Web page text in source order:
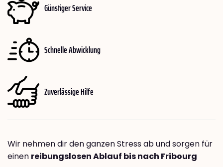
Günstiger Service
Schnelle Abwicklung
Zuverlässige Hilfe
Wir nehmen dir den ganzen Stress ab und sorgen für
einen reibungslosen Ablauf bis nach Fribourg